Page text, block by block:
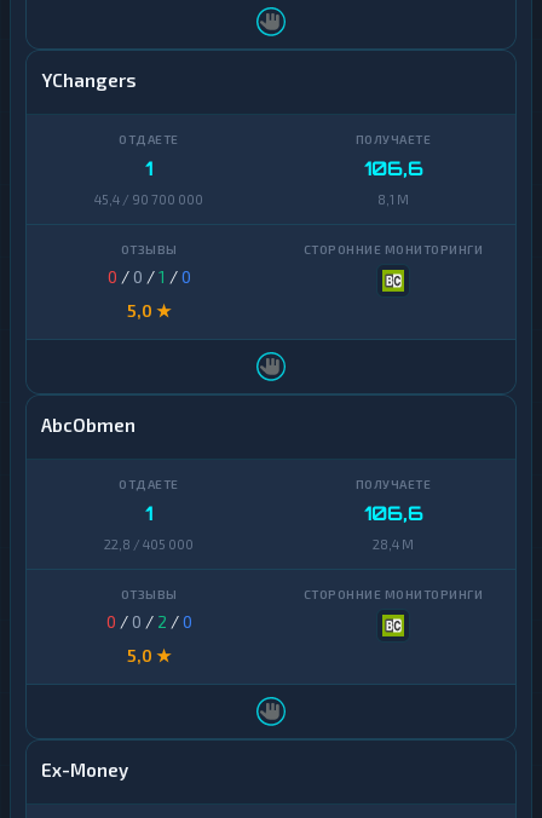
YChangers
1
45,4 / 90 700 000
106,6
8,1 M
0 / 0 /1 /0
5,0 ★
AbcObmen
1
22,8 / 405 000
106,6
28,4 M
0 / 0 / 2 /0
5,0 ★
Ex-Money